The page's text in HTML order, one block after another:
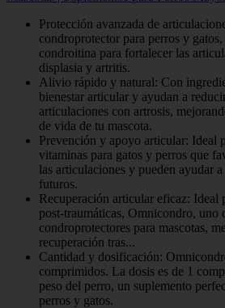
Protección avanzada de
condroprotector para perros y
condroitina para fortalecer las
displasia y artritis.
Alivio rápido y natural: Con
bienestar articular y ayudan a
articulaciones con artrosis,
de vida de tu mascota.
Prevención y apoyo articular: Ideal
vitaminas para gatos y perros que
las articulaciones y pueden ayudar
futuros.
Recuperación articular eficaz: Ideal
post-traumáticas, Omnicondro, uno
condroprotectores para mascotas,
recuperación tras...
Cantidad y dosificación:
comprimidos. La dosis es de 1
peso del perro, un suplemento
perros y gatos.